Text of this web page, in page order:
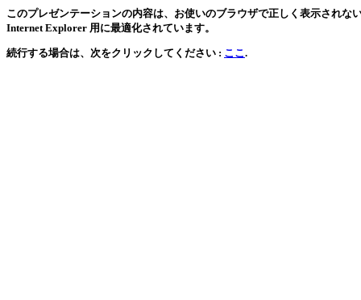
このプレゼンテーションの内容は、お使いのブラウザで正しく表示され
Internet Explorer 用に最適化されています。
続行する場合は、次をクリックしてください : ここ.